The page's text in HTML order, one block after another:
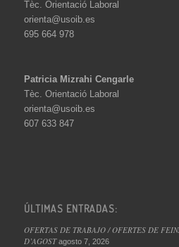
Tèc. Orientació Laboral
orienta@usoib.es
695 664 978
Patricia Mizrahi Cengarle
Tèc. Orientació Laboral
orienta@usoib.es
607 633 847
ÚLTIMAS ENTRADAS:
OFERTAS DE TRABAJO / OFERTES DE
D’AGOST agosto 7, 2026